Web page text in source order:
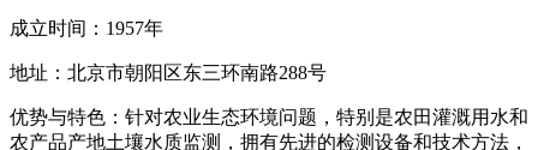
成立时间：1957年
地址：北京市朝阳区东三环南路288号
优势与特色：针对农业生态环境问题，特别是农田灌溉用水和
农产品产地土壤水质监测，拥有先进的检测设备和技术方法，